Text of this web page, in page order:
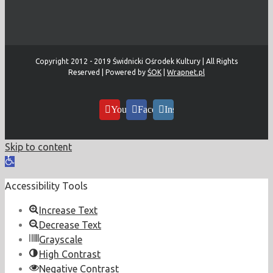
Copyright 2012 - 2019 Świdnicki Ośrodek Kultury | All Rights
Reserved | Powered by ŚOK Wrapnet.pl
YouTubeFacebookInstagram
Skip to content
Open
Accessibility Tools
Increase Text
Decrease Text
Grayscale
High Contrast
Negative Contrast